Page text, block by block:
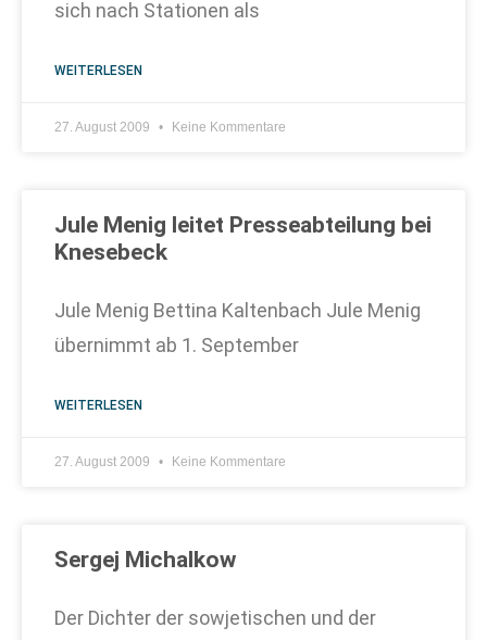
sich nach Stationen als
WEITERLESEN
27. August 2009 Keine Kommentare
Jule Menig leitet Presseabteilung bei
Knesebeck
Jule Menig Bettina Kaltenbach Jule Menig
übernimmt ab 1. September
WEITERLESEN
27. August 2009 Keine Kommentare
Sergej Michalkow
Der Dichter der sowjetischen und der